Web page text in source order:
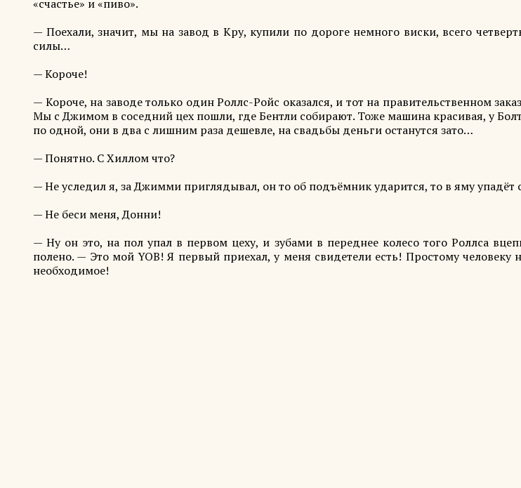
«счастье» и «пиво».
— Поехали, значит, мы на завод в Кру, купили по дороге немного виски, всего
силы…
— Короче!
— Короче, на заводе только один Роллс-Ройс оказался, и тот на правительственном
Мы с Джимом в соседний цех пошли, где Бентли собирают. Тоже машина красивая, у
по одной, они в два с лишним раза дешевле, на свадьбы деньги останутся зато…
— Понятно. С Хиллом что?
— Не уследил я, за Джимми приглядывал, он то об подъёмник ударится, то в яму
— Не беси меня, Донни!
— Ну он это, на пол упал в первом цеху, и зубами в переднее колесо того Роллса
полено. — Это мой YOB! Я первый приехал, у меня свидетели есть! Простому человеку
необходимое!